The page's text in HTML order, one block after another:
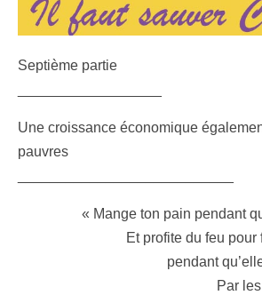
Septième partie
Une croissance économique
pauvres
« Mange ton pain pendant
Et profite du feu
pendant
Par